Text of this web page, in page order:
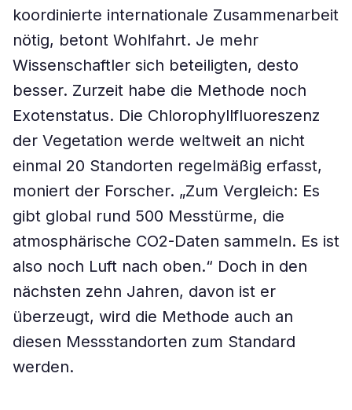
koordinierte internationale Zusammenarbeit
nötig, betont Wohlfahrt. Je mehr
Wissenschaftler sich beteiligten, desto
besser. Zurzeit habe die Methode noch
Exotenstatus. Die Chlorophyllfluoreszenz
der Vegetation werde weltweit an nicht
einmal 20 Standorten regelmäßig erfasst,
moniert der Forscher. „Zum Vergleich: Es
gibt global rund 500 Messtürme, die
atmosphärische CO2-Daten sammeln. Es ist
also noch Luft nach oben.“ Doch in den
nächsten zehn Jahren, davon ist er
überzeugt, wird die Methode auch an
diesen Messstandorten zum Standard
werden.